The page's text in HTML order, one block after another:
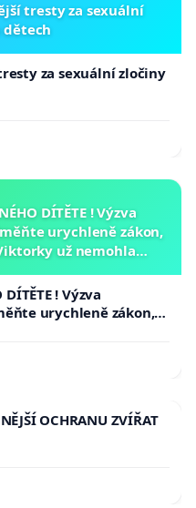
tresty za sexuální
dětech
za sexuální zločiny
DÍTĚTE ! Výzva
urychleně zákon,
už nemohla
DÍTĚTE ! Výzva
urychleně zákon,
už nemohla opakovat!
OCHRANU ZVÍŘAT